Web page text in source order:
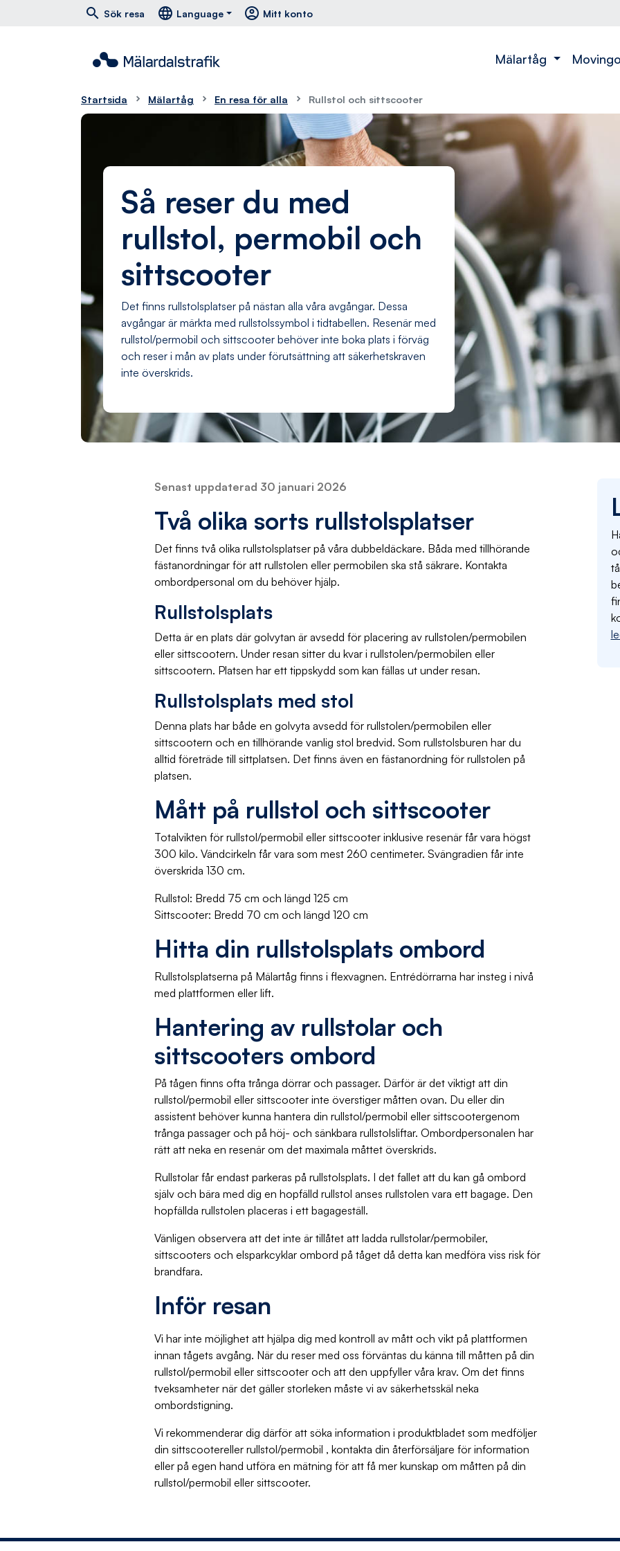
Hoppa till huvudmeny menu
Hoppa till innehåll east
Hoppa till foten south
search Sök resa language Language account_circle Mitt konto
Mälartåg Movingo
Startsida Mälartåg En resa för alla Rullstol och sittscooter
Så reser du med
rullstol, permobil och
sittscooter
Det finns rullstolsplatser på nästan alla våra avgångar. Dessa
avgångar är märkta med rullstolssymbol i tidtabellen. Resenär med
rullstol/permobil och sittscooter behöver inte boka plats i förväg
och reser i mån av plats under förutsättning att säkerhetskraven
inte överskrids.
Senast uppdaterad 30 januari 2026
Två olika sorts rullstolsplatser
Det finns två olika rullstolsplatser på våra dubbeldäckare. Båda med tillhörande
fästanordningar för att rullstolen eller permobilen ska stå säkrare. Kontakta
ombordpersonal om du behöver hjälp.
Rullstolsplats
Detta är en plats där golvytan är avsedd för placering av rullstolen/permobilen
eller sittscootern. Under resan sitter du kvar i rullstolen/permobilen eller
sittscootern. Platsen har ett tippskydd som kan fällas ut under resan.
Rullstolsplats med stol
Denna plats har både en golvyta avsedd för rullstolen/permobilen eller
sittscootern och en tillhörande vanlig stol bredvid. Som rullstolsburen har du
alltid företräde till sittplatsen. Det finns även en fästanordning för rullstolen på
platsen.
Mått på rullstol och sittscooter
Totalvikten för rullstol/permobil eller sittscooter inklusive resenär får vara högst
300 kilo. Vändcirkeln får vara som mest 260 centimeter. Svängradien får inte
överskrida 130 cm.
Rullstol: Bredd 75 cm och längd 125 cm
Sittscooter: Bredd 70 cm och längd 120 cm
Hitta din rullstolsplats ombord
Rullstolsplatserna på Mälartåg finns i flexvagnen. Entrédörrarna har insteg i nivå
med plattformen eller lift.
Hantering av rullstolar och
sittscooters ombord
På tågen finns ofta trånga dörrar och passager. Därför är det viktigt att din
rullstol/permobil eller sittscooter inte överstiger måtten ovan. Du eller din
assistent behöver kunna hantera din rullstol/permobil eller sittscootergenom
trånga passager och på höj- och sänkbara rullstolsliftar. Ombordpersonalen har
rätt att neka en resenär om det maximala måttet överskrids.
Rullstolar får endast parkeras på rullstolsplats. I det fallet att du kan gå ombord
själv och bära med dig en hopfälld rullstol anses rullstolen vara ett bagage. Den
hopfällda rullstolen placeras i ett bagageställ.
Vänligen observera att det inte är tillåtet att ladda rullstolar/permobiler,
sittscooters och elsparkcyklar ombord på tåget då detta kan medföra viss risk för
brandfara.
Inför resan
Vi har inte möjlighet att hjälpa dig med kontroll av mått och vikt på plattformen
innan tågets avgång. När du reser med oss förväntas du känna till måtten på din
rullstol/permobil eller sittscooter och att den uppfyller våra krav. Om det finns
tveksamheter när det gäller storleken måste vi av säkerhetsskäl neka
ombordstigning.
Vi rekommenderar dig därför att söka information i produktbladet som medföljer
din sittscootereller rullstol/permobil , kontakta din återförsäljare för information
eller på egen hand utföra en mätning för att få mer kunskap om måtten på din
rullstol/permobil eller sittscooter.